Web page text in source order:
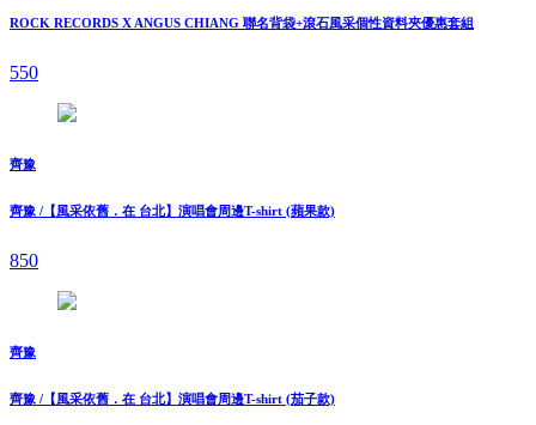
ROCK RECORDS X ANGUS CHIANG 聯名背袋+滾石風采個性資料夾優惠套組
550
齊豫
齊豫 /【風采依舊．在 台北】演唱會周邊T-shirt (蘋果款)
850
齊豫
齊豫 /【風采依舊．在 台北】演唱會周邊T-shirt (茄子款)